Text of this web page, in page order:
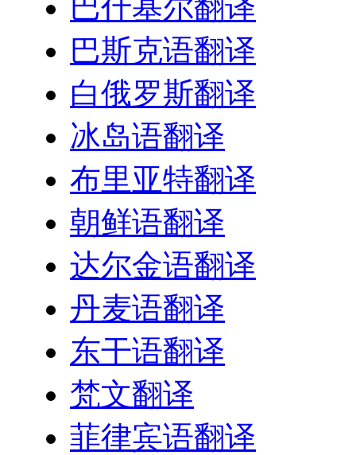
巴什基尔翻译
巴斯克语翻译
白俄罗斯翻译
冰岛语翻译
布里亚特翻译
朝鲜语翻译
达尔金语翻译
丹麦语翻译
东干语翻译
梵文翻译
菲律宾语翻译